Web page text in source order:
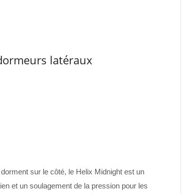
latéraux
sur le côté, le Helix Midnight est un
et un soulagement de la pression pour les